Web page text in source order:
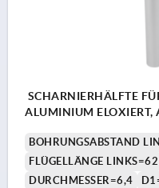
SCHARNIERHÄLFTE
ALUMINIUM ELOXIERT,
BOHRUNGSABSTAND
FLÜGELLÄNGE LINKS=62
DURCHMESSER=6,4